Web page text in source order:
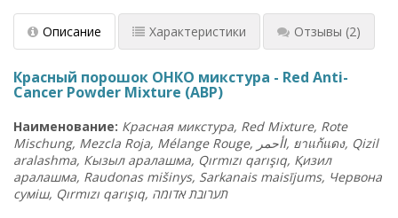
Описание Характеристики Отзывы (2)
Красный порошок ОНКО микстура - Red Anti-
Cancer Powder Mixture (ABP)
Наименование: Красная микстура, Red Mixture, Rote
Mischung, Mezcla Roja, Mélange Rouge, اأحمر, ยาแก้แดง, Qizil
aralashma, Кызыл аралашма, Qırmızı qarışıq, Қизил
аралашма, Raudonas mišinys, Sarkanais maisījums, Червона
суміш, Qırmızı qarışıq, תערובת אדומה